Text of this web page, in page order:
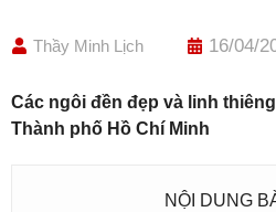
Thầy Minh Lịch 16/04/
Các ngôi đền đẹp và linh
Thành phố Hồ Chí Minh
NỘI DUNG